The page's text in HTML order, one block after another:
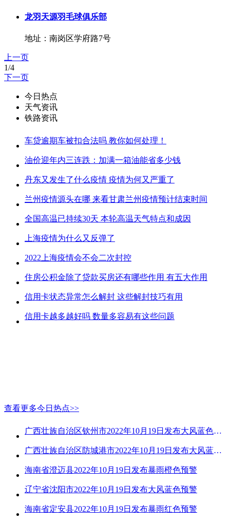
龙羽天源羽毛球俱乐部
地址：南岗区学府路7号
上一页
1/4
下一页
今日热点
天气资讯
铁路资讯
车贷逾期车被扣合法吗 教你如何处理！
油价迎年内三连跌：加满一箱油能省多少钱
丹东又发生了什么疫情 疫情为何又严重了
兰州疫情源头在哪 来看甘肃兰州疫情预计结束时间
全国高温已持续30天 本轮高温天气特点和成因
上海疫情为什么又反弹了
2022上海疫情会不会二次封控
住房公积金除了贷款买房还有哪些作用 有五大作用
信用卡状态异常怎么解封 这些解封技巧有用
信用卡越多越好吗 数量多容易有这些问题
查看更多今日热点>>
广西壮族自治区钦州市2022年10月19日发布大风蓝色预警
广西壮族自治区防城港市2022年10月19日发布大风蓝色预警
海南省澄迈县2022年10月19日发布暴雨橙色预警
辽宁省沈阳市2022年10月19日发布大风蓝色预警
海南省定安县2022年10月19日发布暴雨红色预警